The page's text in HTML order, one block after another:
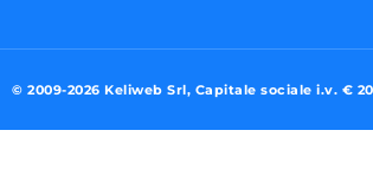
© 2009-2026 Keliweb Srl, Capitale sociale i.v. €